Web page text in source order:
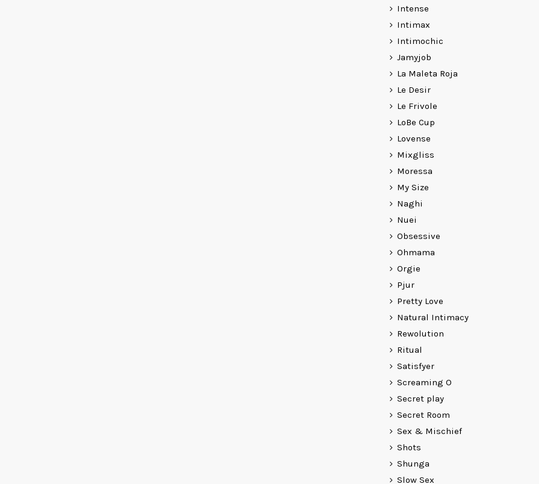
Intense
Intimax
Intimochic
Jamyjob
La Maleta Roja
Le Desir
Le Frivole
LoBe Cup
Lovense
Mixgliss
Moressa
My Size
Naghi
Nuei
Obsessive
Ohmama
Orgie
Pjur
Pretty Love
Natural Intimacy
Rewolution
Ritual
Satisfyer
Screaming O
Secret play
Secret Room
Sex & Mischief
Shots
Shunga
Slow Sex